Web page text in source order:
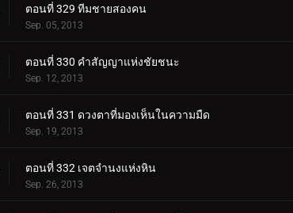
ตอนที่ 329 ทีมชายสองคน
Sep. 05, 2013
ตอนที่ 330 คำสัญญาแห่งชัยชนะ
Sep. 12, 2013
ตอนที่ 331 ดวงตาที่มองเห็นในความมืด
Sep. 19, 2013
ตอนที่ 332 เจตจำนงแห่งหิน
Sep. 26, 2013